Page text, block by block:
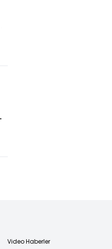
Video Haberler